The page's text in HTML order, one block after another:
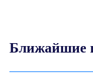
Ближайшие